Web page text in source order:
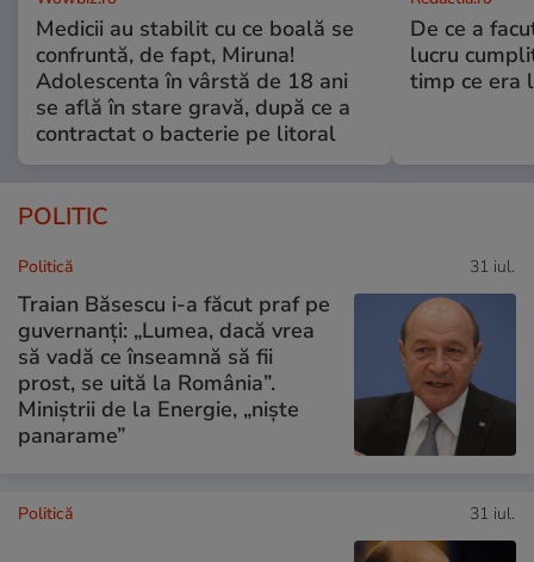
Medicii au stabilit cu ce boală se
confruntă, de fapt, Miruna!
Adolescenta în vârstă de 18 ani
se află în stare gravă, după ce a
contractat o bacterie pe litoral
De ce a
lucru
timp ce era
POLITIC
Politică 31 iul.
Traian Băsescu i-a făcut praf pe
guvernanți: „Lumea, dacă vrea
să vadă ce înseamnă să fii
prost, se uită la România”.
Miniștrii de la Energie, „niște
panarame”
Politică 31 iul.